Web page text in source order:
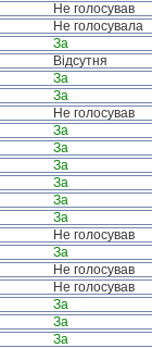
Не голосував
Не голосувала
За
Відсутня
За
За
Не голосував
За
За
За
За
За
За
Не голосував
За
Не голосував
Не голосував
За
За
За